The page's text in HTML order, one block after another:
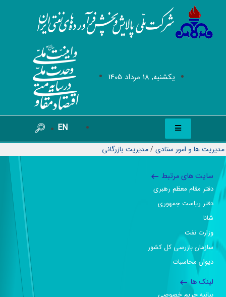
يکشنبه, 18 مرداد 1405
EN
مدیریت ها و امور ستادی/مديريت بازرگانی
سایت های مرتبط
دفتر مقام معظم رهبری
دفتر ریاست جمهوری
شانا
وزارت نفت
سازمان بازرسی کل کشور
دیوان محاسبات
لینک ها